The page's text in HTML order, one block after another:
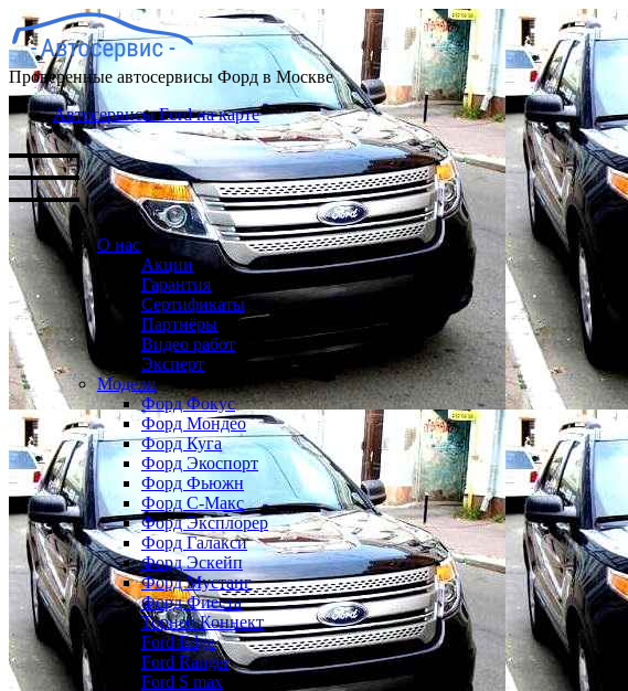
Проверенные автосервисы Форд в Москве
Автосервисы Ford на карте
О нас
Акции
Гарантия
Сертификаты
Партнёры
Видео работ
Эксперт
Модели
Форд Фокус
Форд Мондео
Форд Куга
Форд Экоспорт
Форд Фьюжн
Форд С-Макс
Форд Эксплорер
Форд Галакси
Форд Эскейп
Форд Мустанг
Форд Фиеста
Торнео Коннект
Ford Edge
Ford Ranger
Ford S max